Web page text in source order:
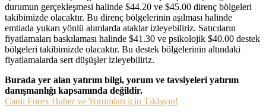
durumun gerçekleşmesi halinde $44.20 ve $45.00 direnç bölgeleri
takibimizde olacaktır. Bu direnç bölgelerinin aşılması halinde
emtiada yukarı yönlü alımlarda ataklar izleyebiliriz. Satıcıların
fiyatlamaları baskılaması halinde $41.30 ve psikolojik $40.00 destek
bölgeleri takibimizde olacaktır. Bu destek bölgelerinin altındaki
fiyatlamalarda sert düşüşler izleyebiliriz.
Burada yer alan yatırım bilgi, yorum ve tavsiyeleri yatırım
danışmanlığı kapsamında değildir.
Canlı Forex Haber ve Yorumları için Tıklayın!